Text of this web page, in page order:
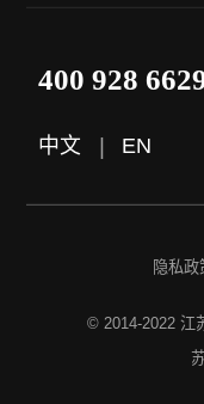
400 928
中文 EN
隐私政
© 2014-2022 江